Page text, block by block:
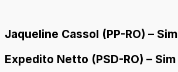
Jaqueline Cassol (PP-RO) – Sim
Expedito Netto (PSD-RO) – Sim